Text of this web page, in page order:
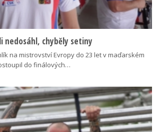
nedosáhl, chyběly setiny
na mistrovství Evropy do 23 let v maďarském
do finálových…